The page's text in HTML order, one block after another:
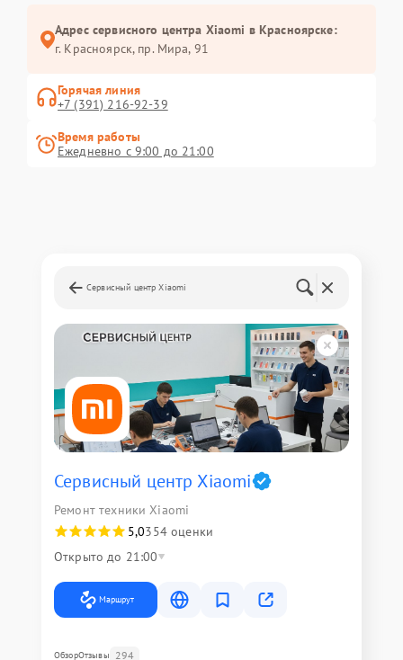
Адрес сервисного центра Xiaomi в Красноярске:
г. Красноярск, ​пр. Мира, 91
Горячая линия
+7 (391) 216-92-39
Время работы
Ежедневно с 9:00 до 21:00
Сервисный центр Xiaomi
Сервисный центр Xiaomi
Ремонт техники Xiaomi
5,0354 оценки
Открыто до 21:00
Маршрут
ОбзорОтзывы 294